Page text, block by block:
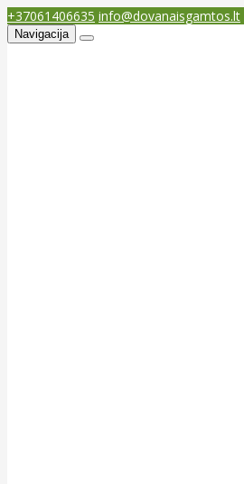
+37061406635 info@dovanaisgamtos.lt
Navigacija